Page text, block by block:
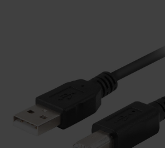
BCC cabo
+
Cabo e adaptador MIDI
+
Cabos e acessórios USB
-